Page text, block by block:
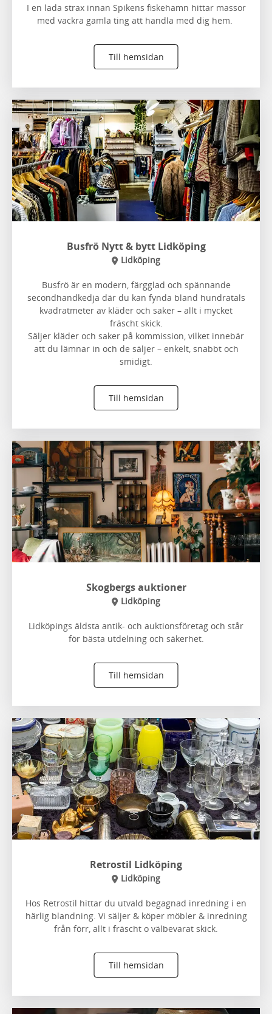
I en lada strax innan Spikens fiskehamn hittar massor
med vackra gamla ting att handla med dig hem.
Till hemsidan
Busfrö Nytt & bytt Lidköping
Lidköping
Busfrö är en modern, färgglad och spännande
secondhandkedja där du kan fynda bland hundratals
kvadratmeter av kläder och saker – allt i mycket
fräscht skick.
Säljer kläder och saker på kommission, vilket innebär
att du lämnar in och de säljer – enkelt, snabbt och
smidigt.
Till hemsidan
Skogbergs auktioner
Lidköping
Lidköpings äldsta antik- och auktionsföretag och står
för bästa utdelning och säkerhet.
Till hemsidan
Retrostil Lidköping
Lidköping
Hos Retrostil hittar du utvald begagnad inredning i en
härlig blandning. Vi säljer & köper möbler & inredning
från förr, allt i fräscht o välbevarat skick.
Till hemsidan